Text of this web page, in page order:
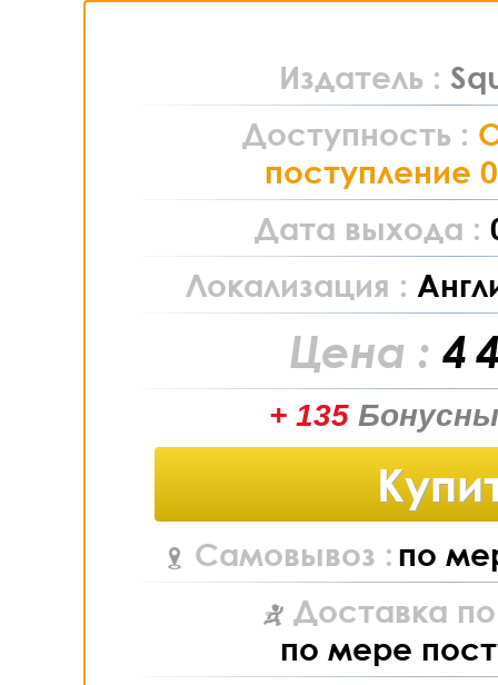
Издатель :
Доступность :
поступление
Дата выхода :
Локализация :
Цена : 4
+ 135
Самовывоз : по
Доставка
по мере